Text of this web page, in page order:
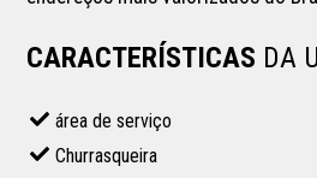
CARACTERÍSTICAS DA
área de serviço
Churrasqueira